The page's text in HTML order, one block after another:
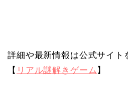
詳細や最新情報は公式サイト
【 リアル謎解きゲーム 】